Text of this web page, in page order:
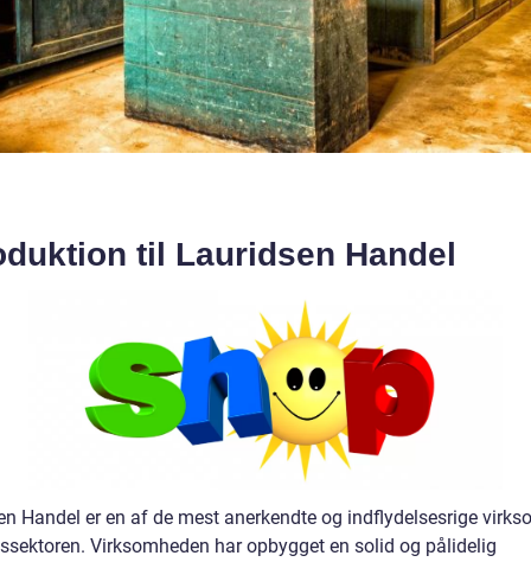
til Lauridsen Handel
Handel er en af de mest anerkendte og indflydelsesrige
Virksomheden har opbygget en solid og pålidelig